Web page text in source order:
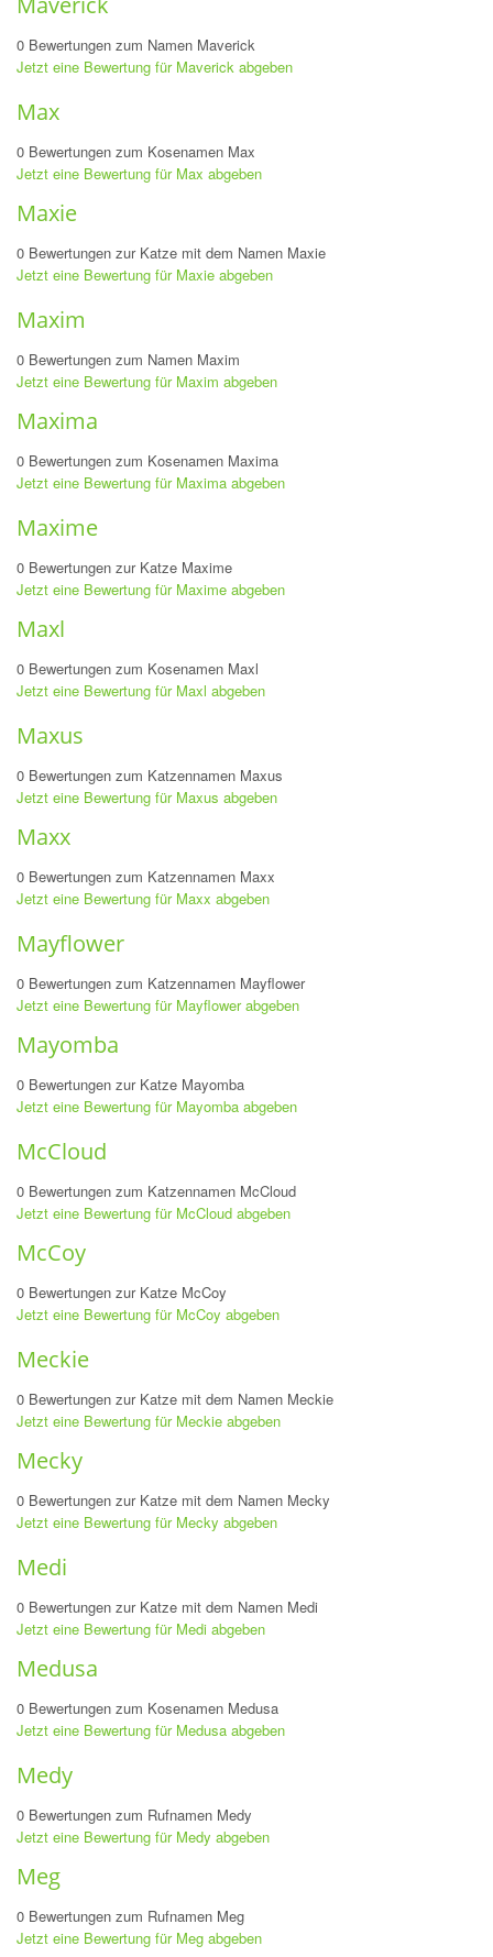
0 Bewertungen zum Namen Maverick
Jetzt eine Bewertung für Maverick abgeben
Max
0 Bewertungen zum Kosenamen Max
Jetzt eine Bewertung für Max abgeben
Maxie
0 Bewertungen zur Katze mit dem Namen Maxie
Jetzt eine Bewertung für Maxie abgeben
Maxim
0 Bewertungen zum Namen Maxim
Jetzt eine Bewertung für Maxim abgeben
Maxima
0 Bewertungen zum Kosenamen Maxima
Jetzt eine Bewertung für Maxima abgeben
Maxime
0 Bewertungen zur Katze Maxime
Jetzt eine Bewertung für Maxime abgeben
Maxl
0 Bewertungen zum Kosenamen Maxl
Jetzt eine Bewertung für Maxl abgeben
Maxus
0 Bewertungen zum Katzennamen Maxus
Jetzt eine Bewertung für Maxus abgeben
Maxx
0 Bewertungen zum Katzennamen Maxx
Jetzt eine Bewertung für Maxx abgeben
Mayflower
0 Bewertungen zum Katzennamen Mayflower
Jetzt eine Bewertung für Mayflower abgeben
Mayomba
0 Bewertungen zur Katze Mayomba
Jetzt eine Bewertung für Mayomba abgeben
McCloud
0 Bewertungen zum Katzennamen McCloud
Jetzt eine Bewertung für McCloud abgeben
McCoy
0 Bewertungen zur Katze McCoy
Jetzt eine Bewertung für McCoy abgeben
Meckie
0 Bewertungen zur Katze mit dem Namen Meckie
Jetzt eine Bewertung für Meckie abgeben
Mecky
0 Bewertungen zur Katze mit dem Namen Mecky
Jetzt eine Bewertung für Mecky abgeben
Medi
0 Bewertungen zur Katze mit dem Namen Medi
Jetzt eine Bewertung für Medi abgeben
Medusa
0 Bewertungen zum Kosenamen Medusa
Jetzt eine Bewertung für Medusa abgeben
Medy
0 Bewertungen zum Rufnamen Medy
Jetzt eine Bewertung für Medy abgeben
Meg
0 Bewertungen zum Rufnamen Meg
Jetzt eine Bewertung für Meg abgeben